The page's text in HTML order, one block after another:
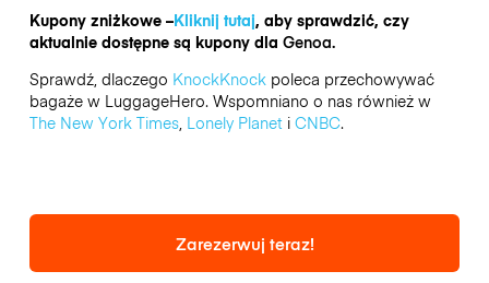
Kupony zniżkowe –Kliknij tutaj, aby sprawdzić, czy
aktualnie dostępne są kupony dla Genoa.
Sprawdź, dlaczego KnockKnockpoleca przechowywać
bagaże w LuggageHero. Wspomniano o nas również w
The New York Times, Lonely Planeti CNBC.
Zarezerwuj teraz!